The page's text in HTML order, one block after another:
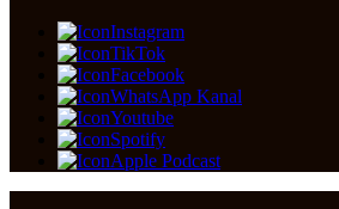
Instagram
TikTok
Facebook
WhatsApp Kanal
Youtube
Spotify
Apple Podcast